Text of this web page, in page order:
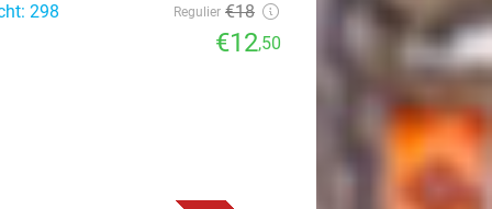
298 Regulier €18
€12,50